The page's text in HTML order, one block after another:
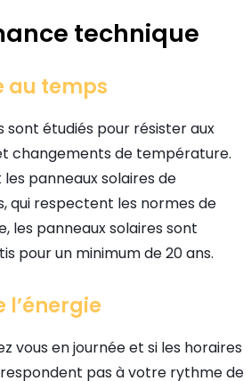
technique
au temps
sont étudiés pour résister aux
changements de température.
panneaux solaires de
qui respectent les normes de
les panneaux solaires sont
pour un minimum de 20 ans.
l’énergie
vous en journée et si les horaires
pas à votre rythme de